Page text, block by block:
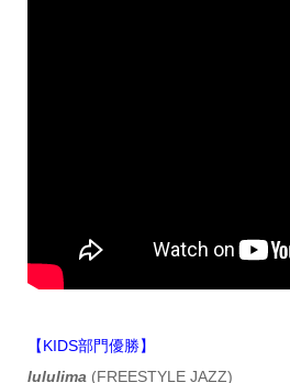
【KIDS部門優勝】
lululima (FREESTYLE JAZZ)